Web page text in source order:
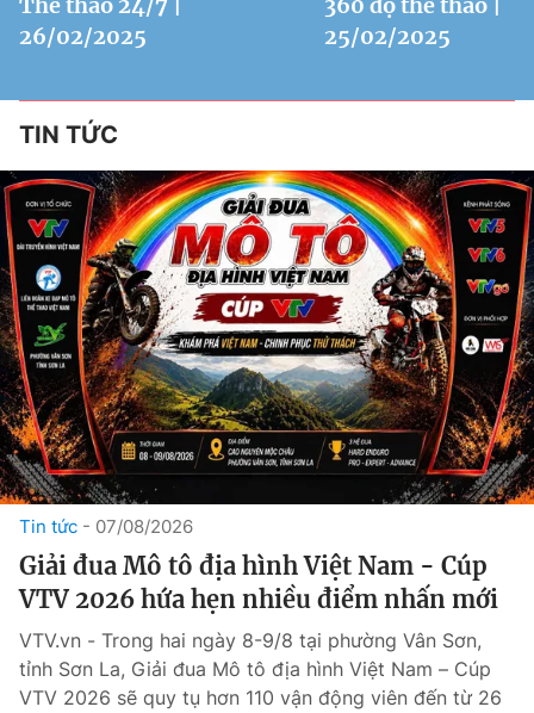
26/02/2025
25/02/2025
TIN TỨC
Tin tức 07/08/2026
Giải đua Mô tô địa hình Việt Nam - Cúp
VTV 2026 hứa hẹn nhiều điểm nhấn mới
VTV.vn - Trong hai ngày 8-9/8 tại phường Vân Sơn,
tỉnh Sơn La, Giải đua Mô tô địa hình Việt Nam – Cúp
VTV 2026 sẽ quy tụ hơn 110 vận động viên đến từ 26